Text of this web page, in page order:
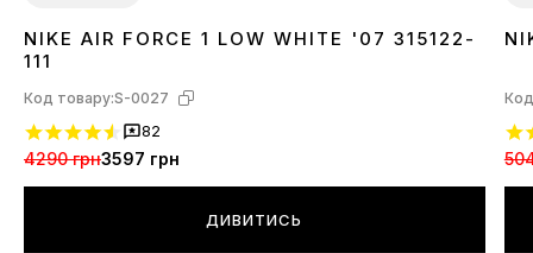
3637 38 39 40414243 444546
NIKE AIR FORCE 1 LOW WHITE '07 315122-
111
Код товару:S-0027
82
4290 грн3597 грн
ДИВИТИСЬ